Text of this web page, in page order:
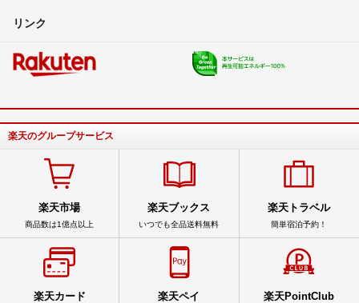
リンク
楽天のグループサービス
楽天市場
商品数は1億点以上
楽天ブックス
いつでも全品送料無料
楽天トラベル
簡単宿泊予約！
楽天カード 楽天ペイ 楽天PointClub